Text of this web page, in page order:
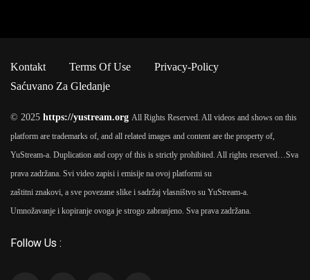
Kontakt Terms Of Use
Privacy-Policy
Saćuvano Za Gledanje
© 2025 https://yustream.org All Rights Reserved. All videos and shows on this
platform are trademarks of, and all related images and content are the property of,
YuStream-a. Duplication and copy of this is strictly prohibited. All rights reserved…Sva
prava zadržana. Svi video zapisi i emisije na ovoj platformi su
zaštitni znakovi, a sve povezane slike i sadržaj vlasništvo su YuStream-a.
Umnožavanje i kopiranje ovoga je strogo zabranjeno. Sva prava zadržana.
Follow Us :